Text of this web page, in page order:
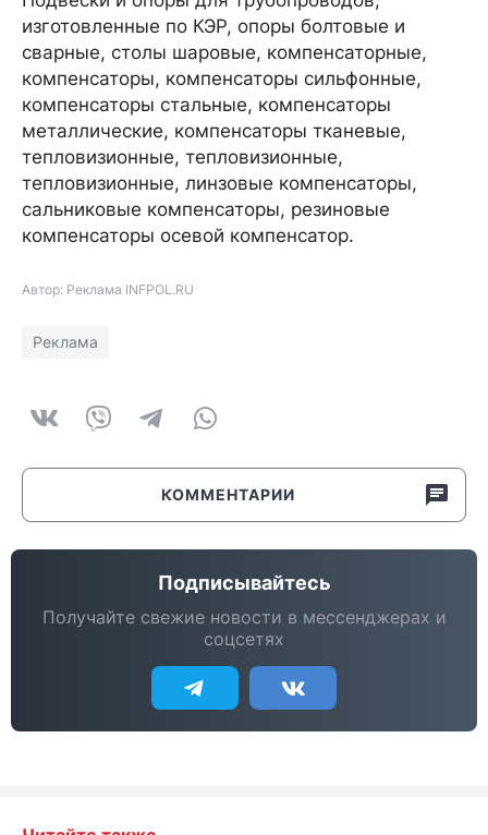
изготовленные по КЭР, опоры болтовые и
сварные, столы шаровые, компенсаторные,
компенсаторы, компенсаторы сильфонные,
компенсаторы стальные, компенсаторы
металлические, компенсаторы тканевые,
тепловизионные, тепловизионные,
тепловизионные, линзовые компенсаторы,
сальниковые компенсаторы, резиновые
компенсаторы осевой компенсатор.
Автор: Реклама INFPOL.RU
Реклама
КОММЕНТАРИИ
Подписывайтесь
Получайте свежие новости в мессенджерах и
соцсетях